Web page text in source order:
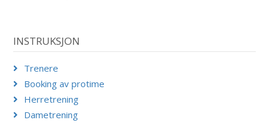
INSTRUKSJON
Trenere
Booking av protime
Herretrening
Dametrening